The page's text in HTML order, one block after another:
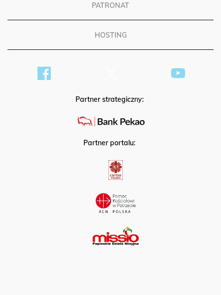
PATRONAT
HOSTING
Partner strategiczny:
Partner portalu: